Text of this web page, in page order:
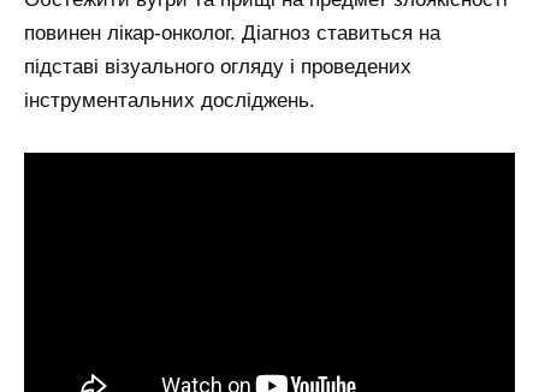
повинен лікар-онколог. Діагноз ставиться на
підставі візуального огляду і проведених
інструментальних досліджень.